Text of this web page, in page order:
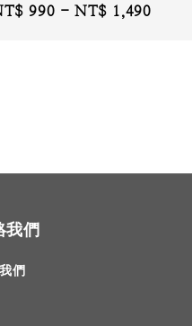
990 -NT$ 1,490
我們
們